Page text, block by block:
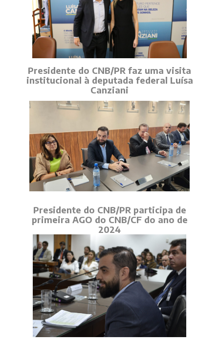
Presidente do CNB/PR faz uma visita
institucional à deputada federal Luísa
Canziani
Presidente do CNB/PR participa de
primeira AGO do CNB/CF do ano de
2024